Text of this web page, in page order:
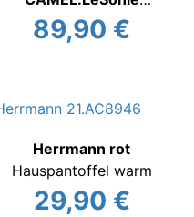
Filzhausschuh
89,90 €
Herrmann rot
Hauspantoffel warm
29,90 €